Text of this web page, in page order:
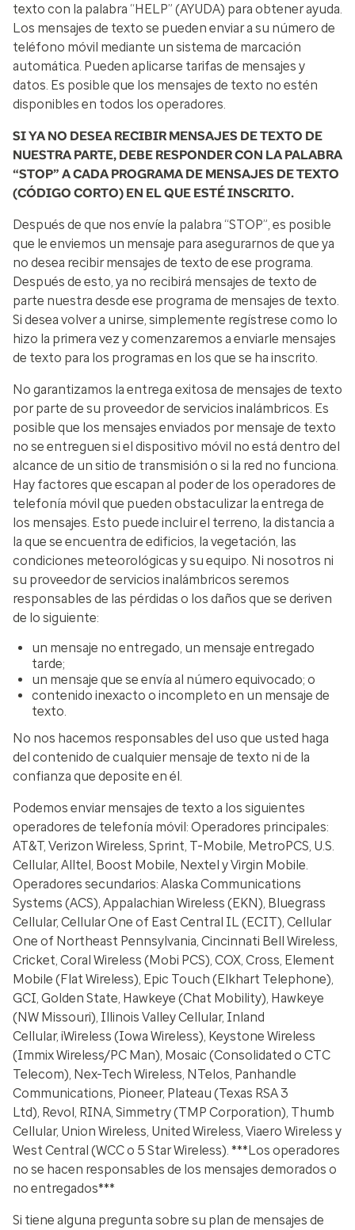
texto con la palabra “HELP” (AYUDA) para obtener ayuda.
Los mensajes de texto se pueden enviar a su número de
teléfono móvil mediante un sistema de marcación
automática. Pueden aplicarse tarifas de mensajes y
datos. Es posible que los mensajes de texto no estén
disponibles en todos los operadores.​
SI YA NO DESEA RECIBIR MENSAJES DE TEXTO DE
NUESTRA PARTE, DEBE RESPONDER CON LA PALABRA
“STOP” A CADA PROGRAMA DE MENSAJES DE TEXTO
(CÓDIGO CORTO) EN EL QUE ESTÉ INSCRITO.
Después de que nos envíe la palabra “STOP”, es posible
que le enviemos un mensaje para asegurarnos de que ya
no desea recibir mensajes de texto de ese programa.
Después de esto, ya no recibirá mensajes de texto de
parte nuestra desde ese programa de mensajes de texto.
Si desea volver a unirse, simplemente regístrese como lo
hizo la primera vez y comenzaremos a enviarle mensajes
de texto para los programas en los que se ha inscrito.​
No garantizamos la entrega exitosa de mensajes de texto
por parte de su proveedor de servicios inalámbricos. Es
posible que los mensajes enviados por mensaje de texto
no se entreguen si el dispositivo móvil no está dentro del
alcance de un sitio de transmisión o si la red no funciona.
Hay factores que escapan al poder de los operadores de
telefonía móvil que pueden obstaculizar la entrega de
los mensajes. Esto puede incluir el terreno, la distancia a
la que se encuentra de edificios, la vegetación, las
condiciones meteorológicas y su equipo. Ni nosotros ni
su proveedor de servicios inalámbricos seremos
responsables de las pérdidas o los daños que se deriven
de lo siguiente:
un mensaje no entregado, un mensaje entregado
tarde;​
un mensaje que se envía al número equivocado; o​
contenido inexacto o incompleto en un mensaje de
texto.​
No nos hacemos responsables del uso que usted haga
del contenido de cualquier mensaje de texto ni de la
confianza que deposite en él.​
Podemos enviar mensajes de texto a los siguientes
operadores de telefonía móvil: Operadores principales:
AT&T, Verizon Wireless, Sprint, T-Mobile, MetroPCS, U.S.
Cellular, Alltel, Boost Mobile, Nextel y Virgin Mobile.
Operadores secundarios: Alaska Communications
Systems (ACS), Appalachian Wireless (EKN), Bluegrass
Cellular, Cellular One of East Central IL (ECIT), Cellular
One of Northeast Pennsylvania, Cincinnati Bell Wireless,
Cricket, Coral Wireless (Mobi PCS), COX, Cross, Element
Mobile (Flat Wireless), Epic Touch (Elkhart Telephone),
GCI, Golden State, Hawkeye (Chat Mobility), Hawkeye
(NW Missouri), Illinois Valley Cellular, Inland
Cellular, iWireless (Iowa Wireless), Keystone Wireless
(Immix Wireless/PC Man), Mosaic (Consolidated o CTC
Telecom), Nex-Tech Wireless, NTelos, Panhandle
Communications, Pioneer, Plateau (Texas RSA 3
Ltd), Revol, RINA, Simmetry (TMP Corporation), Thumb
Cellular, Union Wireless, United Wireless, Viaero Wireless y
West Central (WCC o 5 Star Wireless). ***Los operadores
no se hacen responsables de los mensajes demorados o
no entregados***
Si tiene alguna pregunta sobre su plan de mensajes de